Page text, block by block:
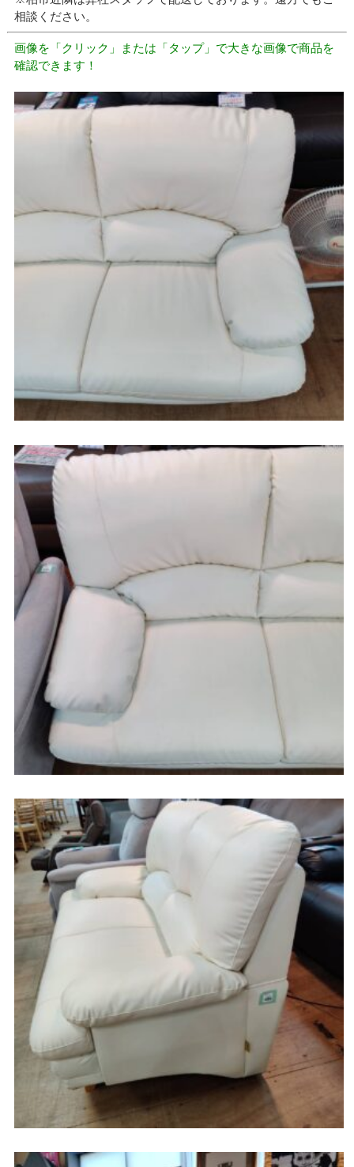
相談ください。
画像を「クリック」または「タップ」で大きな画像で商品を
確認できます！